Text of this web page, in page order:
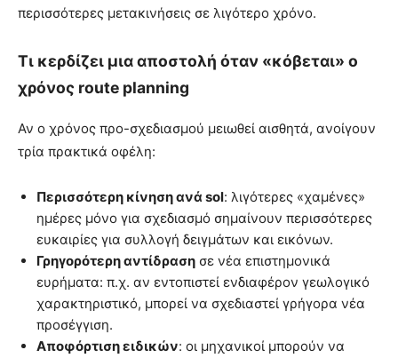
περισσότερες μετακινήσεις σε λιγότερο χρόνο.
Τι κερδίζει μια αποστολή όταν «κόβεται» ο
χρόνος route planning
Αν ο χρόνος προ-σχεδιασμού μειωθεί αισθητά, ανοίγουν
τρία πρακτικά οφέλη:
Περισσότερη κίνηση ανά sol: λιγότερες «χαμένες»
ημέρες μόνο για σχεδιασμό σημαίνουν περισσότερες
ευκαιρίες για συλλογή δειγμάτων και εικόνων.
Γρηγορότερη αντίδραση σε νέα επιστημονικά
ευρήματα: π.χ. αν εντοπιστεί ενδιαφέρον γεωλογικό
χαρακτηριστικό, μπορεί να σχεδιαστεί γρήγορα νέα
προσέγγιση.
Αποφόρτιση ειδικών: οι μηχανικοί μπορούν να